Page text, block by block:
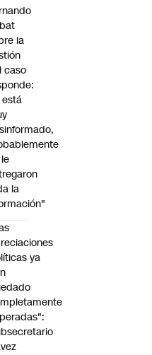
la
caso
está
la
ya